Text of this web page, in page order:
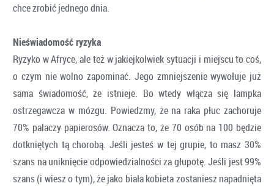
chce zrobić jednego dnia.
Nieświadomość ryzyka
Ryzyko w Afryce, ale też w jakiejkolwiek sytuacji i miejscu to coś,
o czym nie wolno zapominać. Jego zmniejszenie wywołuje już
sama świadomość, że istnieje. Bo wtedy włącza się lampka
ostrzegawcza w mózgu. Powiedzmy, że na raka płuc zachoruje
70% palaczy papierosów. Oznacza to, że 70 osób na 100 będzie
dotkniętych tą chorobą. Jeśli jesteś w tej grupie, to masz 30%
szans na uniknięcie odpowiedzialności za głupotę. Jeśli jest 99%
szans (i wiesz o tym), że jako biała kobieta zostaniesz napadnięta